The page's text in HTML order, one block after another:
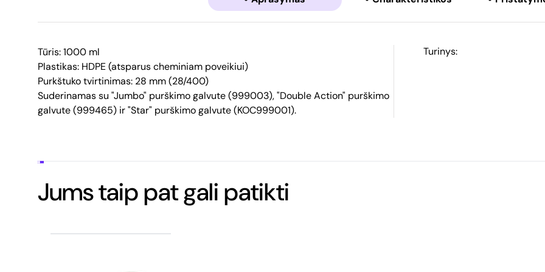
Tūris: 1000 ml
Plastikas: HDPE (atsparus cheminiam poveikiui)
Purkštuko tvirtinimas: 28 mm (28/400)
Suderinamas su "Jumbo" purškimo galvute (999003), "Double Action" purškimo
galvute (999465) ir "Star" purškimo galvute (KOC999001).
Turinys:
Jums taip pat gali patikti